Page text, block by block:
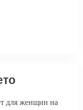
для женщин на